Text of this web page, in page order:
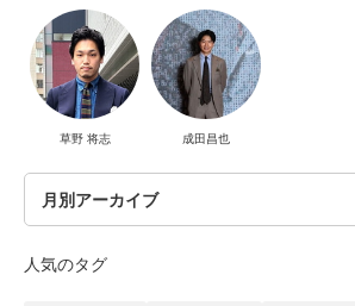
草野 将志 成田昌也
人気のタグ